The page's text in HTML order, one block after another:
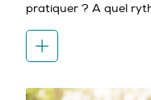
pratiquer ? A quel